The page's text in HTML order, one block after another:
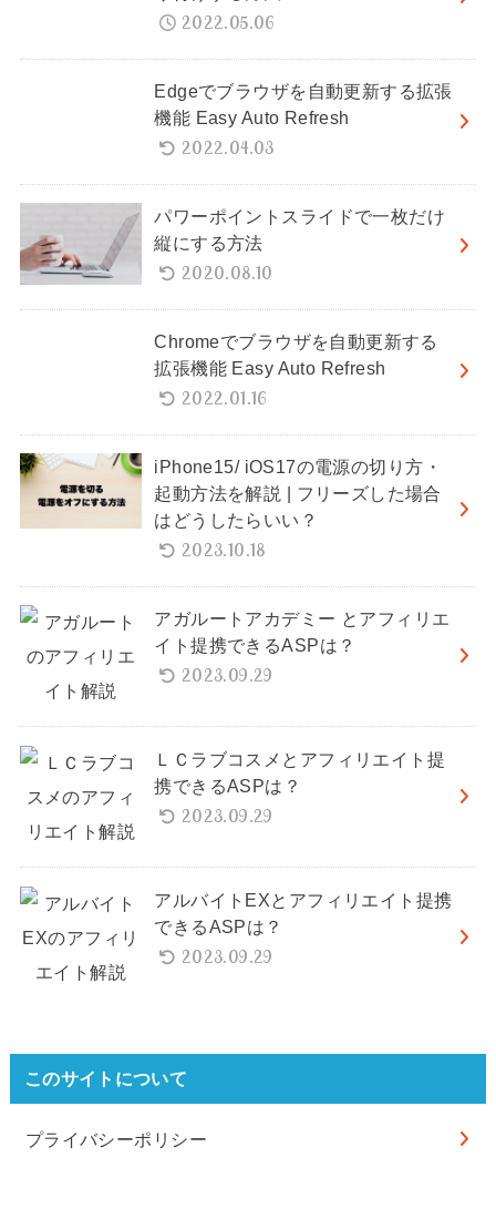
2022.05.06
Edgeでブラウザを自動更新する拡張
機能 Easy Auto Refresh
2022.04.03
パワーポイントスライドで一枚だけ
縦にする方法
2020.08.10
Chromeでブラウザを自動更新する
拡張機能 Easy Auto Refresh
2022.01.16
iPhone15/ iOS17の電源の切り方・
起動方法を解説 | フリーズした場合
はどうしたらいい？
2023.10.18
アガルートアカデミー とアフィリエ
イト提携できるASPは？
2023.09.29
ＬＣラブコスメとアフィリエイト提
携できるASPは？
2023.09.29
アルバイトEXとアフィリエイト提携
できるASPは？
2023.09.29
このサイトについて
プライバシーポリシー